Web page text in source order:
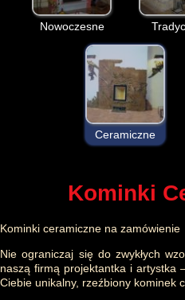
Nowoczesne
Ceramiczne
Kominki
Kominki ceramiczne na zamówienie
Nie ograniczaj się do zwykłych
naszą firmą projektantka i artystka
Ciebie unikalny, rzeźbiony kominek